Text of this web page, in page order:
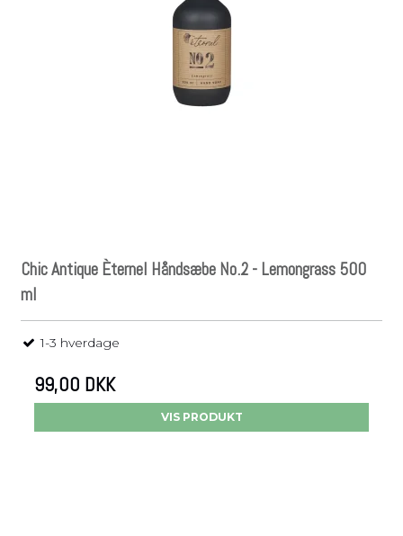
Chic Antique Èternel Håndsæbe No.2 - Lemongrass 500
ml
1-3 hverdage
99,00 DKK
VIS PRODUKT